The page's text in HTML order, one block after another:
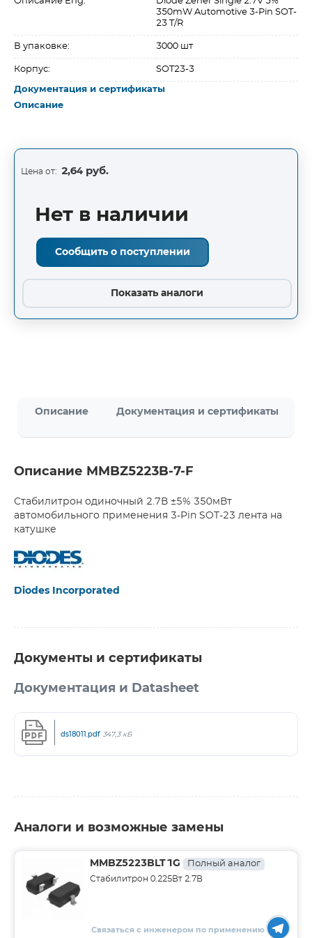
350mW Automotive 3-Pin SOT-
23 T/R
В упаковке: 3000 шт
Корпус: SOT23-3
Документация и сертификаты
Описание
Цена от: 2,64 руб.
Нет в наличии
Сообщить о поступлении
Показать аналоги
Описание Документация и сертификаты
Описание MMBZ5223B-7-F
Стабилитрон одиночный 2.7В ±5% 350мВт
автомобильного применения 3-Pin SOT-23 лента на
катушке
Diodes Incorporated
Документы и сертификаты
Документация и Datasheet
ds18011.pdf 347,3 кБ
Аналоги и возможные замены
MMBZ5223BLT1G Полный аналог
Стабилитрон 0.225Вт 2.7В
Связаться с инженером по применению